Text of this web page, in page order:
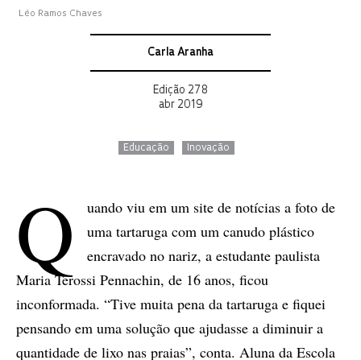
Léo Ramos Chaves
Carla Aranha
Edição 278
abr 2019
Educação Inovação
Q
uando viu em um site de notícias a foto de
uma tartaruga com um canudo plástico
encravado no nariz, a estudante paulista
Maria Terossi Pennachin, de 16 anos, ficou
inconformada. “Tive muita pena da tartaruga e fiquei
pensando em uma solução que ajudasse a diminuir a
quantidade de lixo nas praias”, conta. Aluna da Escola